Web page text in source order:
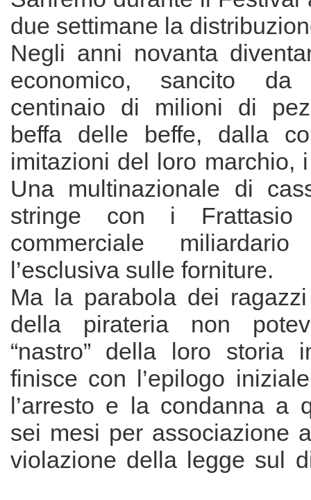
due settimane la
Negli anni novanta
economico, sancito
centinaio di milioni di
beffa delle beffe, dalla
imitazioni del loro marchio,
Una multinazionale di
stringe con i Frattasio
commerciale
l’esclusiva sulle forniture.
Ma la parabola dei
della pirateria non
“nastro” della loro storia
finisce con l’epilogo
l’arresto e la condanna a
sei mesi per associazione
violazione della legge sul